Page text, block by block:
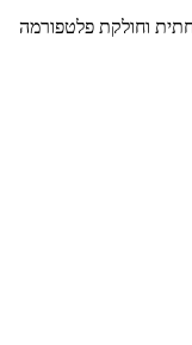
וחולקת פלטפורמה